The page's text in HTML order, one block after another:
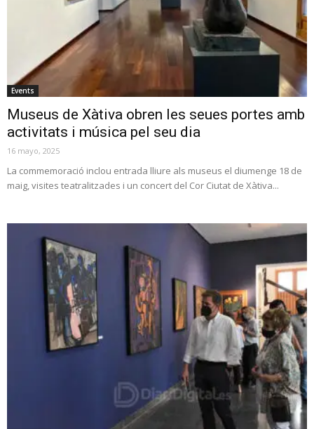
Events
Museus de Xàtiva obren les seues portes amb
activitats i música pel seu dia
16 mayo, 2025
La commemoració inclou entrada lliure als museus el diumenge 18 de
maig, visites teatralitzades i un concert del Cor Ciutat de Xàtiva...